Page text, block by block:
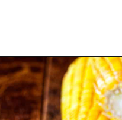
Opening